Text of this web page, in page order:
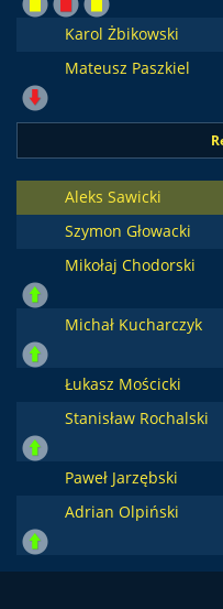
Karol Żbikowski
Mateusz Paszkiel
Aleks Sawicki
Szymon Głowacki
Mikołaj Chodorski
Michał Kucharczyk
Łukasz Mościcki
Stanisław Rochalski
Paweł Jarzębski
Adrian Olpiński